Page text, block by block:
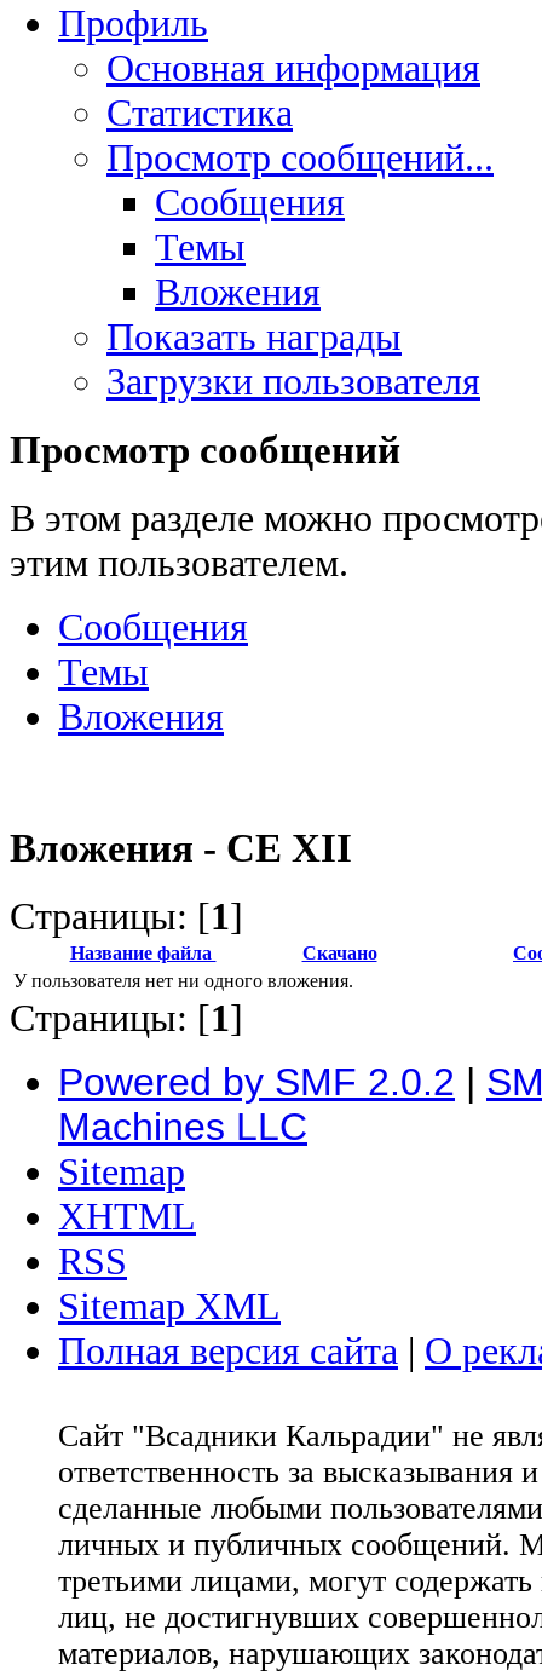
Профиль
Основная информация
Статистика
Просмотр сообщений...
Сообщения
Темы
Вложения
Показать награды
Загрузки пользователя
Просмотр сообщений
В этом разделе можно
этим пользователем.
Сообщения
Темы
Вложения
Вложения - CE XII
Страницы: [1]
Название файла Скачано
У пользователя нет ни одного вложения.
Страницы: [1]
Powered by SMF 2.0.2 |
Machines LLC
Sitemap
XHTML
RSS
Sitemap XML
Полная версия сайта | О
Сайт "Всадники Кальрадии" не
ответственность за
сделанные любыми
личных и публичных сообщений.
третьими лицами, могут
лиц, не достигнувших
материалов, нарушающих